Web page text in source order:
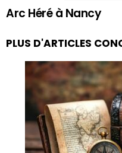
Arc Héré à Nancy
PLUS D'ARTICLES